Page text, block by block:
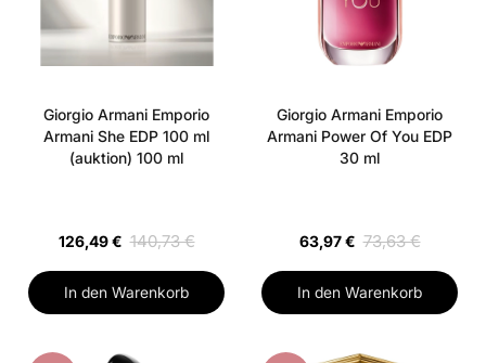
Giorgio Armani Emporio
Armani She EDP 100 ml
(auktion) 100 ml
126,49 € 140,73 €
In den Warenkorb
Giorgio Armani Emporio
Armani Power Of You EDP
30 ml
63,97 € 73,63 €
In den Warenkorb